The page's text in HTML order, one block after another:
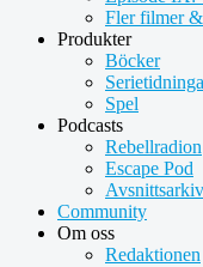
Fler filmer
Produkter
Böcker
Spel
Podcasts
Rebellradion
Escape Pod
Avsnittsarkiv
Community
Om oss
Redaktionen